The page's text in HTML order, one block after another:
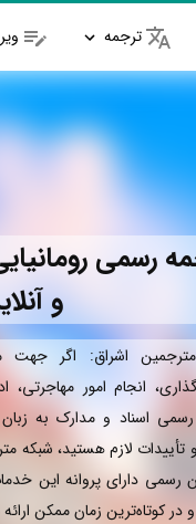
ترجمه
رسمی
و
اشراق: اگر جهت
انجام امور مهاجرتی،
اسناد و مدارک به زبان
لازم هستید، شبکه
رسمی دارای پروانه این
در کوتاه‌ترین زمان ممکن